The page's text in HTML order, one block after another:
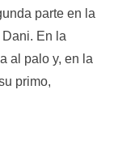
parte en la
En la
al palo y, en la
primo,